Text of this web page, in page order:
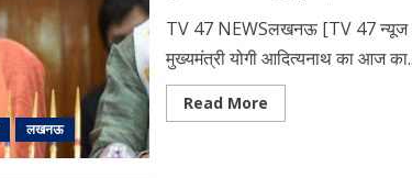
लखनऊ
TV 47 NEWSलखनऊ [TV 47 न्‍यूज
मुख्यमंत्री योगी आदित्यनाथ का आज
Read MoreRead
more